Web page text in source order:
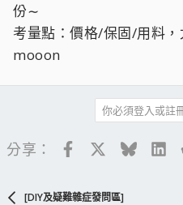
份∼
考量點：價格/保固/用料，
mooon
你必須登入或註
分享： Facebook
[DIY及疑難雜症發問區]